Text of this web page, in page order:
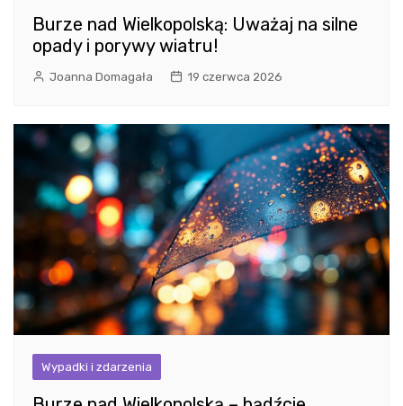
Burze nad Wielkopolską: Uważaj na silne
opady i porywy wiatru!
Joanna Domagała 19 czerwca 2026
Wypadki i zdarzenia